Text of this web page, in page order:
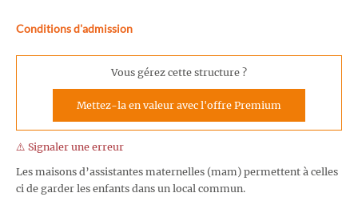
Conditions d'admission
Vous gérez cette structure ?
Mettez-la en valeur avec l'offre Premium
⚠️ Signaler une erreur
Les maisons d’assistantes maternelles (mam) permettent à celles
ci de garder les enfants dans un local commun.